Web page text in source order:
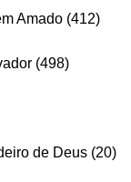
Amado (412)
(498)
de Deus (20)